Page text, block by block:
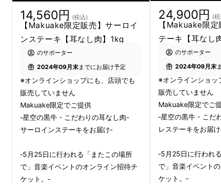
豪快に焼くもよし
14,560円 (税込)
【Makuake限定販売】サーロイ
ンステーキ【耳なし肉】1kg
のサポーター
2024年09月末までにお届け予定
※オンラインショップにも、店頭でも
販売していません
Makuake限定でご提供
‐星空の黒牛・こだわりの耳なし肉-
サーロインステーキをお届け‐
‐5月25日に行われる「またこの場所
で」音楽イベントのオンライン招待チ
ケット。‐
24,900円 (
【Makuake限
テーキ【耳なし
のサポーター
2024年09月末
※オンラインショッ
販売していません
Makuake限定でご
‐星空の黒牛・こだ
レステーキをお届け
‐5月25日に行われ
で」音楽イベント
ケット。‐